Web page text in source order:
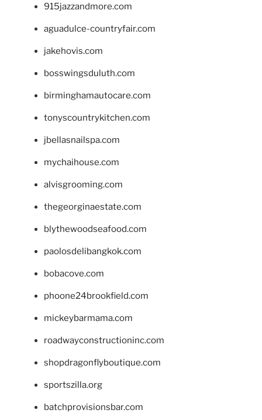
915jazzandmore.com
aguadulce-countryfair.com
jakehovis.com
bosswingsduluth.com
birminghamautocare.com
tonyscountrykitchen.com
jbellasnailspa.com
mychaihouse.com
alvisgrooming.com
thegeorginaestate.com
blythewoodseafood.com
paolosdelibangkok.com
bobacove.com
phoone24brookfield.com
mickeybarmama.com
roadwayconstructioninc.com
shopdragonflyboutique.com
sportszilla.org
batchprovisionsbar.com